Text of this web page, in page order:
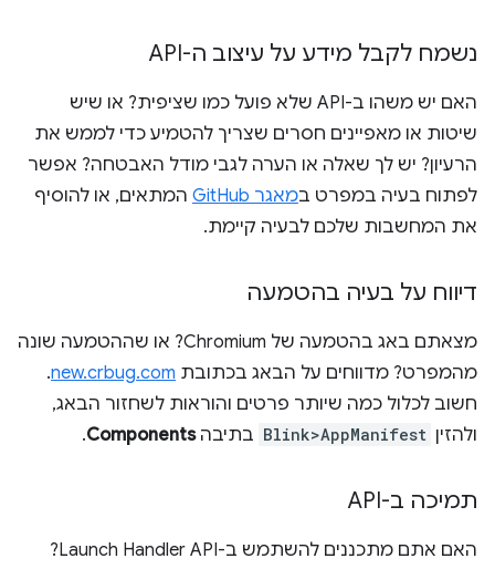
נשמח לקבל מידע על עיצוב ה-API
האם יש משהו ב-API שלא פועל כמו שציפית? או שיש
שיטות או מאפיינים חסרים שצריך להטמיע כדי לממש את
הרעיון? יש לך שאלה או הערה לגבי מודל האבטחה? אפשר
לפתוח בעיה במפרט במאגר GitHub
המתאים, או להוסיף
את המחשבות שלכם לבעיה קיימת.
דיווח על בעיה בהטמעה
מצאתם באג בהטמעה של Chromium? או שההטמעה שונה
מהמפרט? מדווחים על הבאג בכתובת new.crbug.com
.
חשוב לכלול כמה שיותר פרטים והוראות לשחזור הבאג,
ולהזין Blink>AppManifest בתיבהComponents
.
תמיכה ב-API
האם אתם מתכננים להשתמש ב-Launch Handler API?